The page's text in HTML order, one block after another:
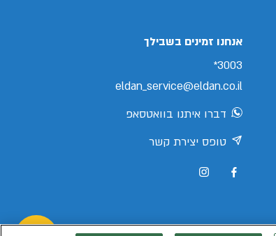
אנחנו זמינים בשבילך
3003*
eldan_service@eldan.co.il
דברו איתנו בוואטסאפ
טופס יצירת קשר